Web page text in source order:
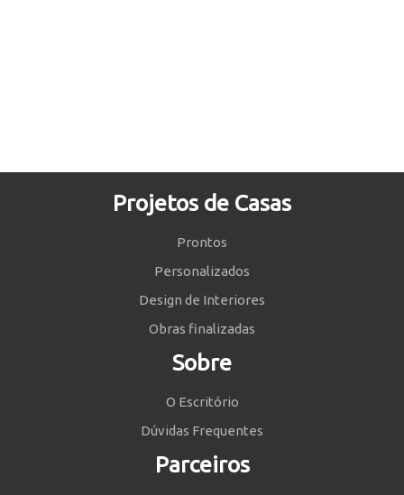
Projetos de Casas
Prontos
Personalizados
Design de Interiores
Obras finalizadas
Sobre
O Escritório
Dúvidas Frequentes
Parceiros